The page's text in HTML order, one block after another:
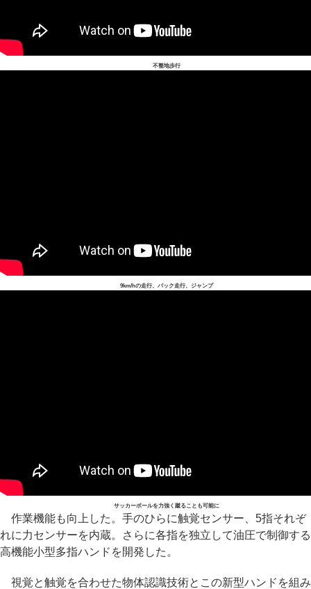
不整地歩行
9km/hの走行、バック走行、ジャンプ
サッカーボールを力強く蹴ることも可能に
作業機能も向上した。手のひらに触覚センサー、5指それぞ
れに力センサーを内蔵。さらに各指を独立して油圧で制御する
高機能小型多指ハンドを開発した。
視覚と触覚を合わせた物体認識技術とこの新型ハンドを組み